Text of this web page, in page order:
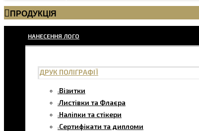
ПРОДУКЦІЯ
НАНЕСЕННЯ ЛОГО
ДРУК ПОЛІГРАФІЇ
Візитки
Листівки та Флаєра
Наліпки та стікери
Сертифікати та дипломи